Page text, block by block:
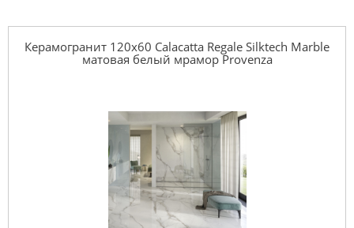
Керамогранит 120x60 Calacatta Regale Silktech Marble
матовая белый мрамор Provenza